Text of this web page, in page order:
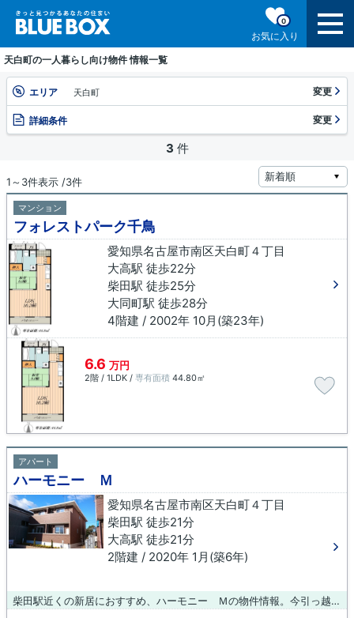
お気に入り
0
天白町の一人暮らし向け物件 情報一覧
エリア 天白町 変更
詳細条件 変更
3 件
1～3件表示 /3件
マンション
フォレストパーク千鳥
愛知県名古屋市南区天白町４丁目
大高駅 徒歩22分
柴田駅 徒歩25分
大同町駅 徒歩28分
4階建 / 2002年 10月(築23年)
6.6 万円
2階 / 1LDK / 専有面積 44.80㎡
アパート
ハーモニー Ｍ
愛知県名古屋市南区天白町４丁目
柴田駅 徒歩21分
大高駅 徒歩21分
2階建 / 2020年 1月(築6年)
柴田駅近くの新居におすすめ、ハーモニー Ｍの物件情報。今引っ越しをお考えの方におすすめなのが、こちらのアパートです。しっかりとした造りが自慢の築6年の物件。お任せください。住みよい環境を求め続けるあなたまで。たくさんの物件の中から、お客様の合った住宅をご紹介致します。ぜひ当社より物件をお探し下さい。